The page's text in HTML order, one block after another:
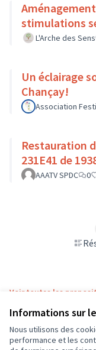
Informations sur
Nous utilisons des
performance et les
stimulations
L'Arche des Sens
Un éclairage
Chançay!
Association
Restauration
231E41 de
AAATV SPDC 0
Voir toutes les
Conditions d'utilisation
Paramètres des cookies